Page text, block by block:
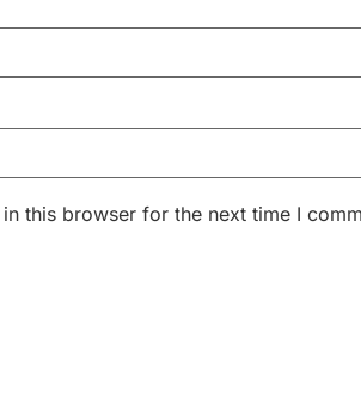
this browser for the next time I